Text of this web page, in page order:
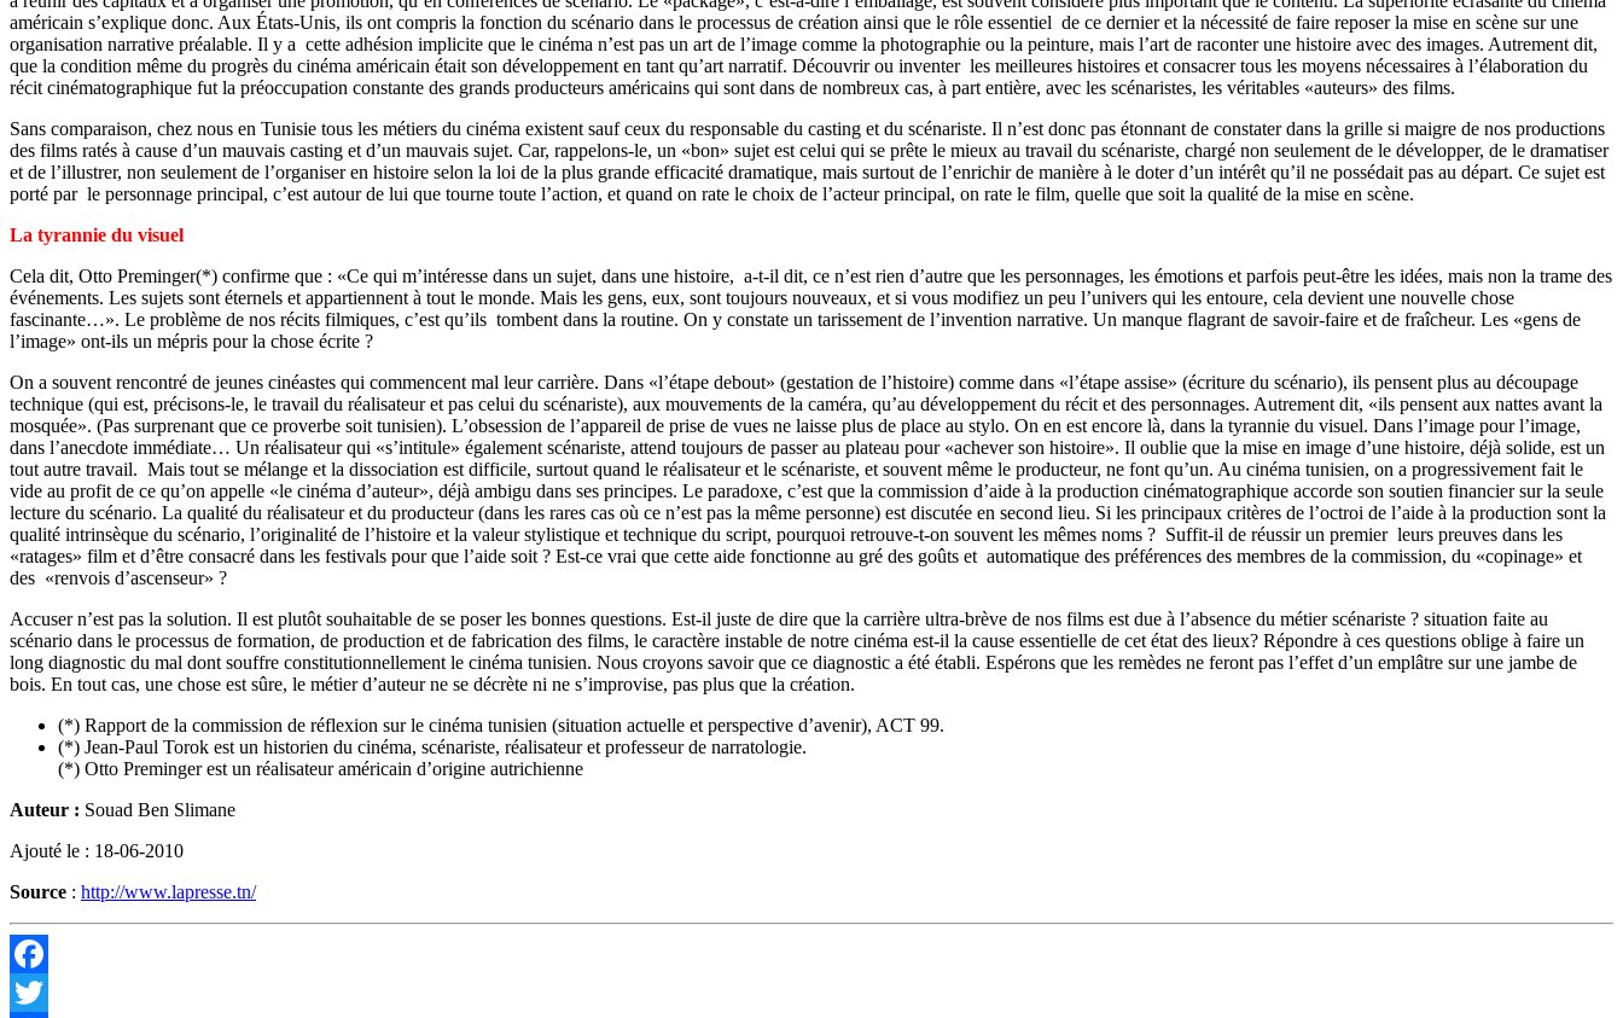
américain s’explique donc. Aux États-Unis, ils ont compris la fonction du scénario dans le processus de création ainsi que le rôle essentiel de ce dernier et la nécessité de faire reposer la mise en scène sur une
organisation narrative préalable. Il y a cette adhésion implicite que le cinéma n’est pas un art de l’image comme la photographie ou la peinture, mais l’art de raconter une histoire avec des images. Autrement dit,
que la condition même du progrès du cinéma américain était son développement en tant qu’art narratif. Découvrir ou inventer les meilleures histoires et consacrer tous les moyens nécessaires à l’élaboration du
récit cinématographique fut la préoccupation constante des grands producteurs américains qui sont dans de nombreux cas, à part entière, avec les scénaristes, les véritables «auteurs» des films.
Sans comparaison, chez nous en Tunisie tous les métiers du cinéma existent sauf ceux du responsable du casting et du scénariste. Il n’est donc pas étonnant de constater dans la grille si maigre de nos productions
des films ratés à cause d’un mauvais casting et d’un mauvais sujet. Car, rappelons-le, un «bon» sujet est celui qui se prête le mieux au travail du scénariste, chargé non seulement de le développer, de le dramatiser
et de l’illustrer, non seulement de l’organiser en histoire selon la loi de la plus grande efficacité dramatique, mais surtout de l’enrichir de manière à le doter d’un intérêt qu’il ne possédait pas au départ. Ce sujet est
porté par le personnage principal, c’est autour de lui que tourne toute l’action, et quand on rate le choix de l’acteur principal, on rate le film, quelle que soit la qualité de la mise en scène.
La tyrannie du visuel
Cela dit, Otto Preminger(*) confirme que : «Ce qui m’intéresse dans un sujet, dans une histoire, a-t-il dit, ce n’est rien d’autre que les personnages, les émotions et parfois peut-être les idées, mais non la trame des
événements. Les sujets sont éternels et appartiennent à tout le monde. Mais les gens, eux, sont toujours nouveaux, et si vous modifiez un peu l’univers qui les entoure, cela devient une nouvelle chose
fascinante…». Le problème de nos récits filmiques, c’est qu’ils tombent dans la routine. On y constate un tarissement de l’invention narrative. Un manque flagrant de savoir-faire et de fraîcheur. Les «gens de
l’image» ont-ils un mépris pour la chose écrite ?
On a souvent rencontré de jeunes cinéastes qui commencent mal leur carrière. Dans «l’étape debout» (gestation de l’histoire) comme dans «l’étape assise» (écriture du scénario), ils pensent plus au découpage
technique (qui est, précisons-le, le travail du réalisateur et pas celui du scénariste), aux mouvements de la caméra, qu’au développement du récit et des personnages. Autrement dit, «ils pensent aux nattes avant la
mosquée». (Pas surprenant que ce proverbe soit tunisien). L’obsession de l’appareil de prise de vues ne laisse plus de place au stylo. On en est encore là, dans la tyrannie du visuel. Dans l’image pour l’image,
dans l’anecdote immédiate… Un réalisateur qui «s’intitule» également scénariste, attend toujours de passer au plateau pour «achever son histoire». Il oublie que la mise en image d’une histoire, déjà solide, est un
tout autre travail. Mais tout se mélange et la dissociation est difficile, surtout quand le réalisateur et le scénariste, et souvent même le producteur, ne font qu’un. Au cinéma tunisien, on a progressivement fait le
vide au profit de ce qu’on appelle «le cinéma d’auteur», déjà ambigu dans ses principes. Le paradoxe, c’est que la commission d’aide à la production cinématographique accorde son soutien financier sur la seule
lecture du scénario. La qualité du réalisateur et du producteur (dans les rares cas où ce n’est pas la même personne) est discutée en second lieu. Si les principaux critères de l’octroi de l’aide à la production sont la
qualité intrinsèque du scénario, l’originalité de l’histoire et la valeur stylistique et technique du script, pourquoi retrouve-t-on souvent les mêmes noms ? Suffit-il de réussir un premier leurs preuves dans les
«ratages» film et d’être consacré dans les festivals pour que l’aide soit ? Est-ce vrai que cette aide fonctionne au gré des goûts et automatique des préférences des membres de la commission, du «copinage» et
des «renvois d’ascenseur» ?
Accuser n’est pas la solution. Il est plutôt souhaitable de se poser les bonnes questions. Est-il juste de dire que la carrière ultra-brève de nos films est due à l’absence du métierscénariste ? situation faite au
scénario dans le processus de formation, de production et de fabrication des films, le caractère instable de notre cinéma est-il la cause essentielle de cet état des lieux? Répondre à ces questions oblige à faire un
long diagnostic du mal dont souffre constitutionnellement le cinéma tunisien. Nous croyons savoir que ce diagnostic a été établi. Espérons que les remèdes ne feront pas l’effet d’un emplâtre sur une jambe de
bois. En tout cas, une chose est sûre, le métier d’auteur ne se décrète ni ne s’improvise, pas plus que la création.
(*) Rapport de la commission de réflexion sur le cinéma tunisien (situation actuelle et perspective d’avenir), ACT 99.
(*) Jean-Paul Torok est un historien du cinéma, scénariste, réalisateur et professeur de narratologie.
(*) Otto Preminger est un réalisateur américain d’origine autrichienne
Auteur : Souad Ben Slimane
Ajouté le : 18-06-2010
Source : http://www.lapresse.tn/
Facebook